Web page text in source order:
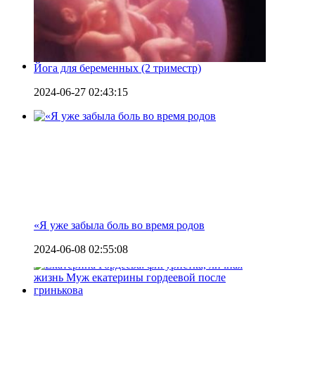
Йога для беременных (2 триместр)
2024-06-27 02:43:15
«Я уже забыла боль во время родов
2024-06-08 02:55:08